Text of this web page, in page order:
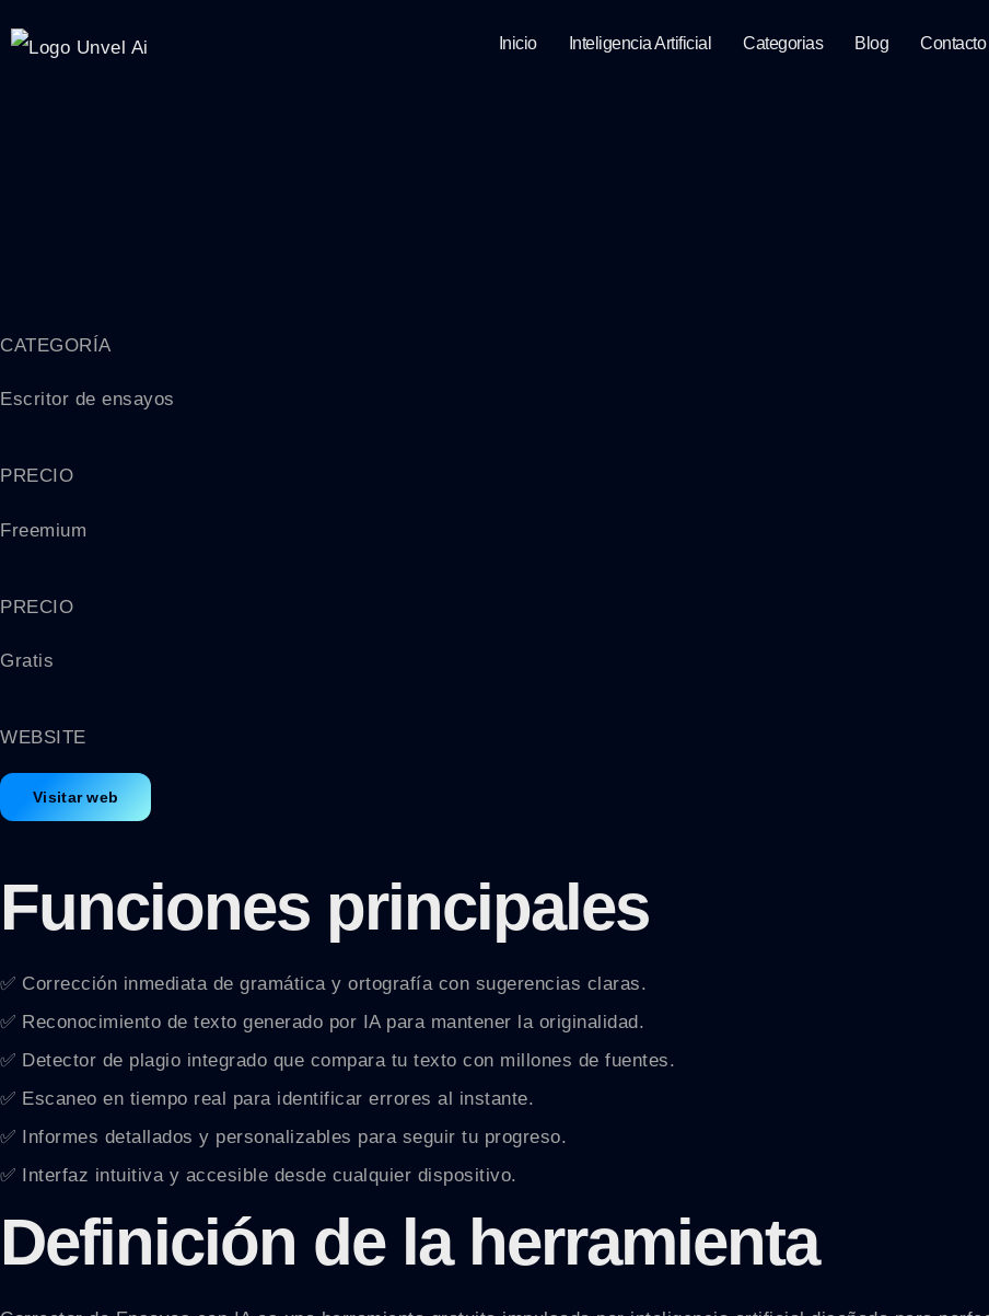
Inicio Inteligencia Artificial Categorias Blog Contacto
CATEGORÍA
Escritor de ensayos
PRECIO
Freemium
PRECIO
Gratis
WEBSITE
Visitar web
Funciones principales
✅ Corrección inmediata de gramática y ortografía con sugerencias claras.
✅ Reconocimiento de texto generado por IA para mantener la originalidad.
✅ Detector de plagio integrado que compara tu texto con millones de fuentes.
✅ Escaneo en tiempo real para identificar errores al instante.
✅ Informes detallados y personalizables para seguir tu progreso.
✅ Interfaz intuitiva y accesible desde cualquier dispositivo.
Definición de la herramienta